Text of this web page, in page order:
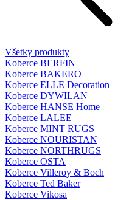
Všetky produkty
Koberce BERFIN
Koberce BAKERO
Koberce ELLE Decoration
Koberce DYWILAN
Koberce HANSE Home
Koberce LALEE
Koberce MINT RUGS
Koberce NOURISTAN
Koberce NORTHRUGS
Koberce OSTA
Koberce Villeroy & Boch
Koberce Ted Baker
Koberce Vikosa